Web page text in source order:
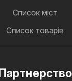
Cписок міст
Список товарів
Партнерство